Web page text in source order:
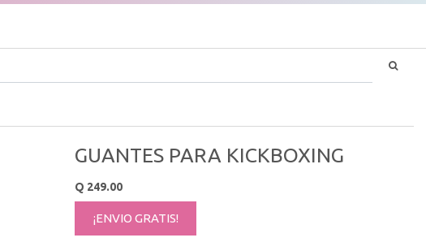
GUANTES PARA KICKBOXING
Q 249.00
¡ENVIO GRATIS!